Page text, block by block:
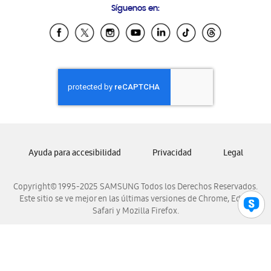
Samsung Ecuador
Samsung El Salvador
Samsung Honduras
Samsung Nicaragua
Samsung Panamá
Samsung Venezuela
Síguenos en:
Copyright© 1995-2025 SAMSUNG Todos los Derechos Reservados.
Este sitio se ve mejor en las últimas versiones de Chrome, Edge,
Safari y Mozilla Firefox.
Ayuda para accesibilidad Privacidad Legal